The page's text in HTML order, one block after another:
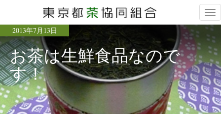
2013年7月13日
お茶は生鮮食品なので
す！